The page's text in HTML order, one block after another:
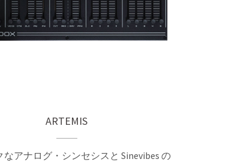
ARTEMIS
なアナログ・シンセシスと Sinevibes の